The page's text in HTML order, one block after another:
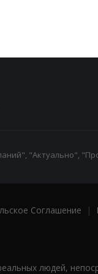
"Актуально",
Соглашение |
людей,